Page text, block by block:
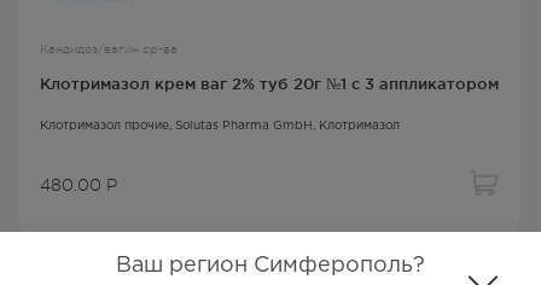
Ваш регион Симферополь?
Кандидоз/вагин ср-ва
Клотримазол крем ваг 2% туб 20г №1 с 3 аппликатором
Клотримазол прочие, Solutas Pharma GmbH, Клотримазол
480.00 Р